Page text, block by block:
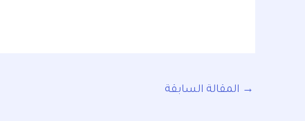
→ المقالة السابقة